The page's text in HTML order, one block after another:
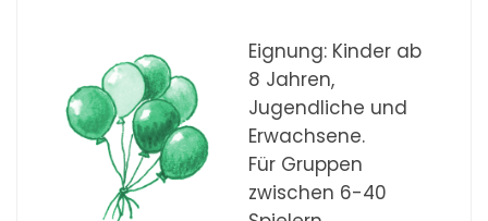
Eignung: Kinder ab
8 Jahren,
Jugendliche und
Erwachsene.
Für Gruppen
zwischen 6-40